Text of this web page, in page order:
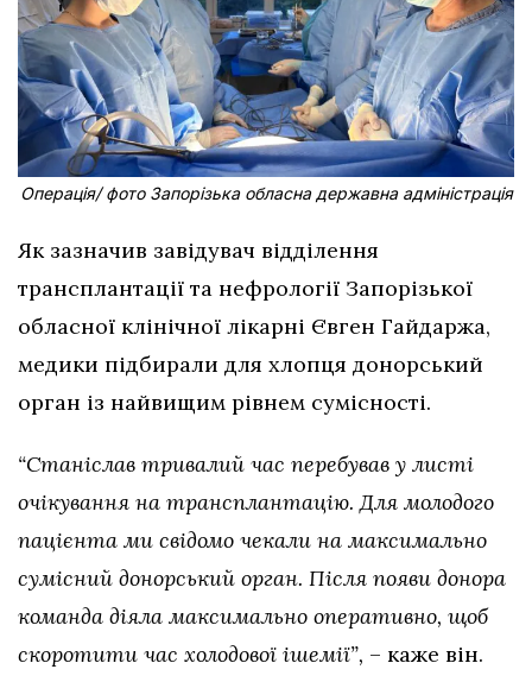
Операція/ фото Запорізька обласна державна адміністрація
Як зазначив завідувач відділення
трансплантації та нефрології Запорізької
обласної клінічної лікарні Євген Гайдаржа,
медики підбирали для хлопця донорський
орган із найвищим рівнем сумісності.
“Станіслав тривалий час перебував у листі
очікування на трансплантацію. Для молодого
пацієнта ми свідомо чекали на максимально
сумісний донорський орган. Після появи донора
команда діяла максимально оперативно, щоб
скоротити час холодової ішемії”, – каже він.